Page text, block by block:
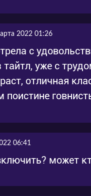
2022 01:26
с
уже с
отличная
поистине
06:41
может